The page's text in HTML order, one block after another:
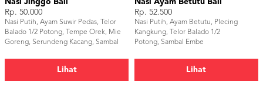
Nasi Jinggo Bali
Rp. 50.000
Nasi Putih, Ayam Suwir Pedas, Telor
Balado 1/2 Potong, Tempe Orek, Mie
Goreng, Serundeng Kacang, Sambal
Lihat
Nasi Ayam Betutu Bali
Rp. 52.500
Nasi Putih, Ayam Betutu, Plecing
Kangkung, Telor Balado 1/2
Potong, Sambal Embe
Lihat